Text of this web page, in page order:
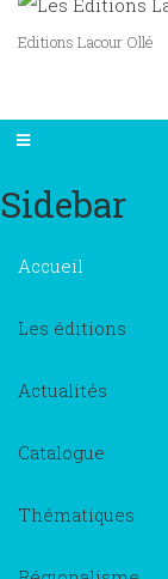
Editions Lacour Ollé
Sidebar
Accueil
Les éditions
Actualités
Catalogue
Thématiques